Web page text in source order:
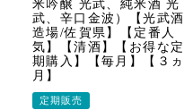
米吟醸 光武、純米酒 光
武、辛口金波）【光武酒
造場/佐賀県】【定番人
気】【清酒】【お得な定
期購入】【毎月】【３ヵ
月】
定期販売